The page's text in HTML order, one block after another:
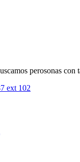
perosonas con
ext 102